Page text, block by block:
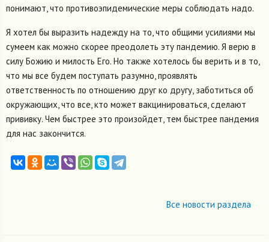
понимают, что противоэпидемические меры соблюдать надо.
Я хотел бы выразить надежду на то, что общими усилиями мы
сумеем как можно скорее преодолеть эту пандемию. Я верю в
силу Божию и милость Его. Но также хотелось бы верить и в то,
что мы все будем поступать разумно, проявлять
ответственность по отношению друг ко другу, заботиться об
окружающих, что все, кто может вакцинироваться, сделают
прививку. Чем быстрее это произойдет, тем быстрее пандемия
для нас закончится.
Все новости раздела